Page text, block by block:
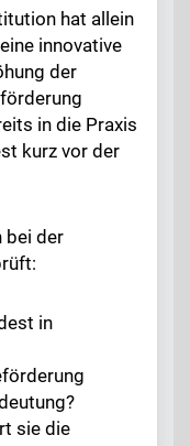
hat allein
innovative
der
in die Praxis
kurz vor der
bei der
in
sie die